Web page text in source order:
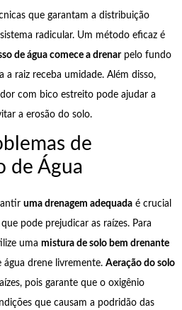
que garantam a distribuição
radicular. Um método eficaz é
de água comece a drenarpelo fundo
a raiz receba umidade. Além disso,
com bico estreito pode ajudar a
a erosão do solo.
de
de Água
uma drenagem adequadaé crucial
pode prejudicar as raízes. Para
uma mistura de solo bem drenante
drene livremente. Aeração do solo
pois garante que o oxigênio
que causam a podridão das